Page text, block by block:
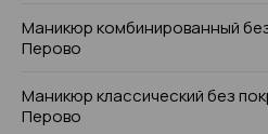
Маникюр комбинированный
Перово
Маникюр классический без
Перово